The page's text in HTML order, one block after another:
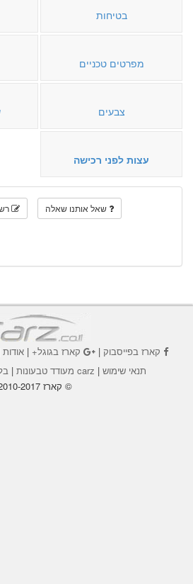
בטיחות
מפרטים טכניים
צבעים
עצות לפני רכישה
שאל אותנו שאלה
קארז בפייסבוק| קארז בגוגל+|אודות
תנאי שימוש | carz מעודד טבעונות |
© קארז 2010-2017